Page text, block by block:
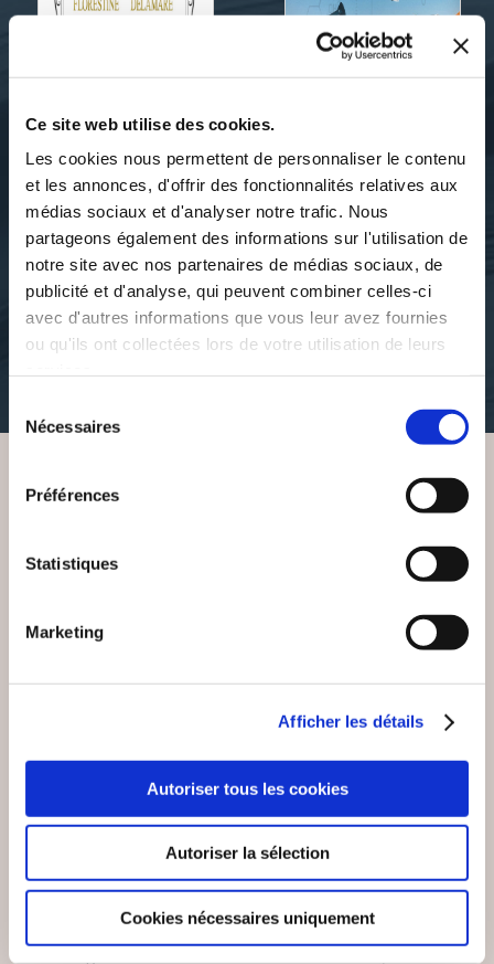
Ce site web utilise des cookies.
Les cookies nous permettent de personnaliser le contenu
et les annonces, d'offrir des fonctionnalités relatives aux
médias sociaux et d'analyser notre trafic. Nous
partageons également des informations sur l'utilisation de
notre site avec nos partenaires de médias sociaux, de
publicité et d'analyse, qui peuvent combiner celles-ci
avec d'autres informations que vous leur avez fournies
ou qu'ils ont collectées lors de votre utilisation de leurs
du Nécessaires
Préférences
Statistiques
Marketing
Afficher les détails
Autoriser tous les cookies
Autoriser la sélection
Cookies nécessaires uniquement
Jacky VAUTRIN
1902 FLORESTINE
DELAMARE
enigmes-mysteres
Jacky VAUTRIN
DANS LA TOURMENTE
DU SOUDAN
suspense
(0 avis)